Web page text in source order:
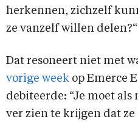
herkennen, zichzelf
ze vanzelf willen delen?“
Dat resoneert niet met
vorige week op Emerce
debiteerde: “Je moet
ver zien te krijgen dat ze